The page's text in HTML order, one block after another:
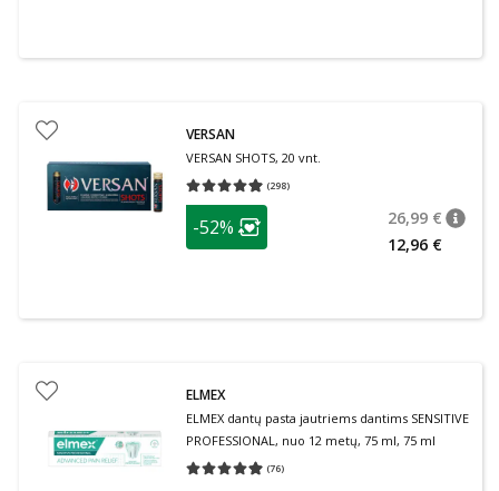
VERSAN
VERSAN SHOTS, 20 vnt.
(298)
Vidutinis įvertinimas 4.93
patarimas
Lojalumo klubo narių nuolaida
-52% 26,99 €
12,96 €
ELMEX
ELMEX dantų pasta jautriems dantims SENSITIVE
PROFESSIONAL, nuo 12 metų, 75 ml, 75 ml
(76)
Vidutinis įvertinimas 4.95